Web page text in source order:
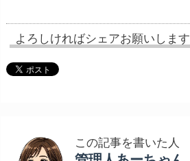
よろしければシェアお願いします
この記事を書いた人